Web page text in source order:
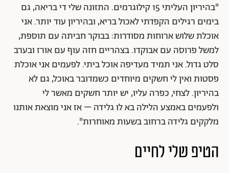
"בהיריון העליתי 15 קילוגרמים. התזונה שלי די בריאה, גם
בימים רגילים הקפדתי לאכול בריא, ובהיריון עוד יותר. אני
אוכלת שלוש ארוחות מסודרות: בבוקר חביתה עם תוספת,
למשל פרוסה עם אבוקדו. בצהריים חזה עוף עם אורז ובערב
סלט גדול. אני תמיד מעדיפה אוכל ביתי. לפעמים אני אוכלת
פסטות ואין לי חשקים מיוחדים כשמדובר באוכל, גם לא
בהיריון. לצחי, כפרה עליו, יש יותר חשקים מאשר לי
ולפעמים באמצע הלילה בא לו גלידה – אז אני מוצאת אותנו
מלקקים גלידה ברחוב בשעות מאוחרות".
הטיפ שלי לחיים